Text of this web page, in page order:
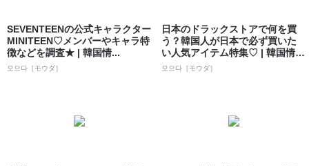
SEVENTEENの公式キャラクター
MINITEEN♡メンバーやキャラ特
徴などを調査★ | 韓国情...
모으다［モウダ］
日本のドラックストアで何を買
う？韓国人が日本で必ず買いた
い人気アイテム特集♡ | 韓国情報
サイト ...
모으다［モウダ］